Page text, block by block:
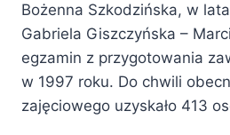
Bożenna Szkodzińska, w
Gabriela Giszczyńska –
egzamin z przygotowania
w 1997 roku. Do chwili
zajęciowego uzyskało 413